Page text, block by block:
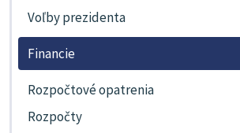
Voľby prezidenta
Financie
Rozpočtové opatrenia
Rozpočty